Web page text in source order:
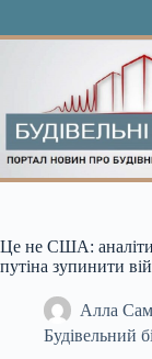
Це не США:
путіна зупинити
Алла
Будівельний